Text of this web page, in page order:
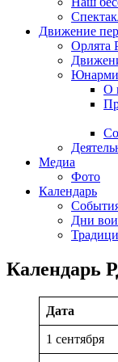
Движение
Орлята
О
Медиа
Фото
Календарь
Дни
Календарь
Дата
1 сентября